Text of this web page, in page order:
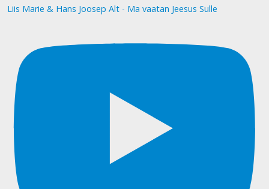
Liis Marie & Hans Joosep Alt - Ma vaatan Jeesus Sulle